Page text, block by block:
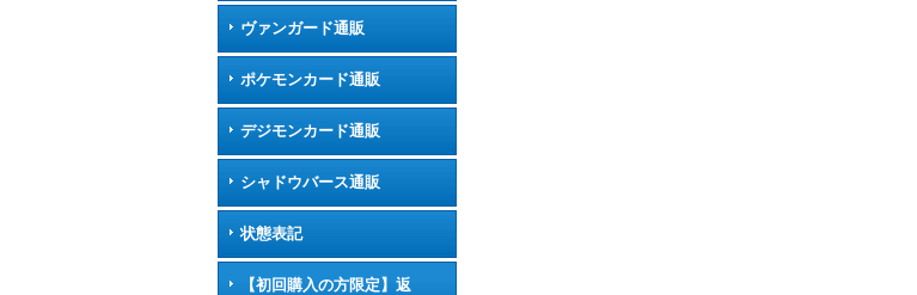
ヴァンガード通販
ポケモンカード通販
デジモンカード通販
シャドウバース通販
状態表記
【初回購入の方限定】返